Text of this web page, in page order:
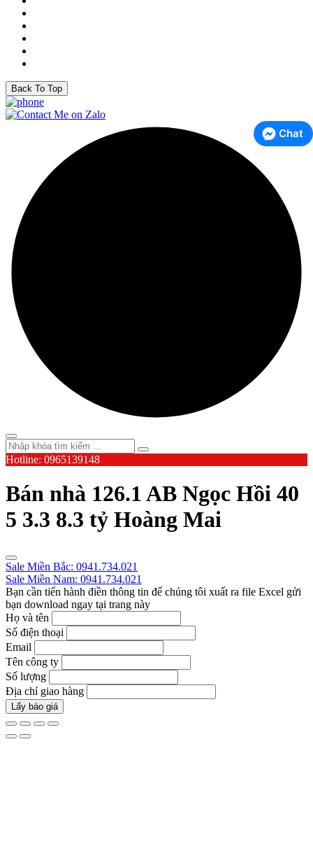
Back To Top
Chat
Hotline: 0965139148
Bán nhà 126.1 AB Ngọc Hồi 40
5 3.3 8.3 tỷ Hoàng Mai
Sale Miền Bắc: 0941.734.021
Sale Miền Nam: 0941.734.021
Bạn cần tiến hành điền thông tin để chúng tôi xuất ra file Excel gửi
bạn download ngay tại trang này
Họ và tên
Số điện thoại
Email
Tên công ty
Số lượng
Địa chỉ giao hàng